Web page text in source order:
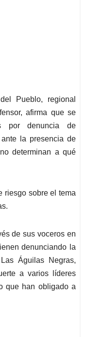
Pueblo, regional
afirma que se
por denuncia de
la presencia de
determinan a qué
riesgo sobre el tema
de sus voceros en
denunciando la
Águilas Negras,
a varios líderes
que han obligado a